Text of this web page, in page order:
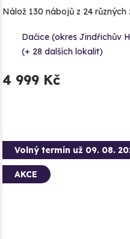
Nálož 130 nábojů z 24 různých
Dačice (okres Jindřichův
(+ 28 dalších lokalit)
4 999 Kč
Volný termín už 09. 08.
AKCE